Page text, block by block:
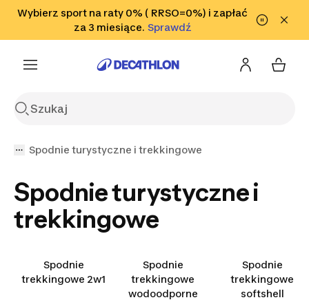
Przejdź do wyszukiwania Przejdź do treści
Przejdź
Wybierz sport na raty 0% ( RRSO=0%) i zapłać
za 3 miesiące. SprawdźSprawdź
Sprawdź
Spodnie turystyczne i trekkingowe
Spodnie turystyczne i
trekkingowe
Spodnie
trekkingowe 2w1
Spodnie
trekkingowe
wodoodporne
Spodnie
trekkingowe
softshell